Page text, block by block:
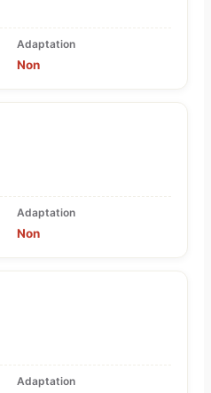
Adaptation
Non
Adaptation
Non
Adaptation